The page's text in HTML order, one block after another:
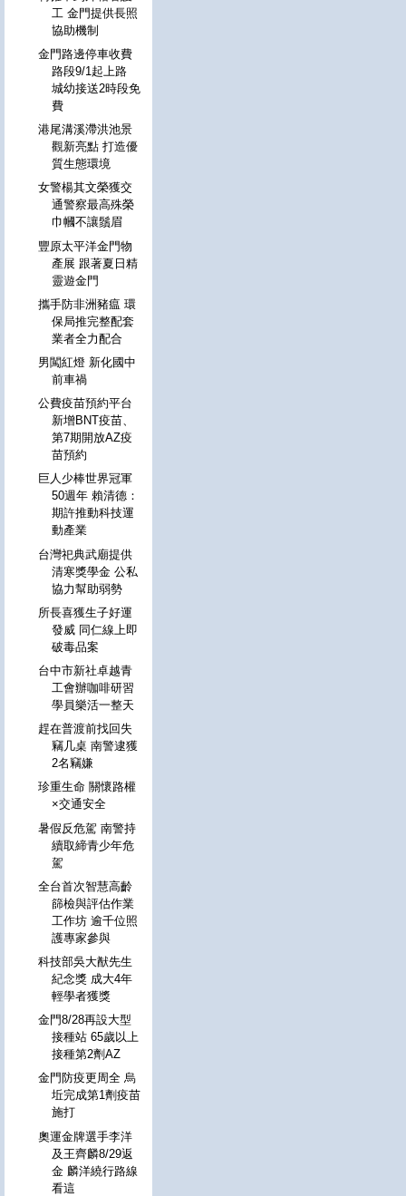
工 金門提供長照
協助機制
金門路邊停車收費
路段9/1起上路
城幼接送2時段免
費
港尾溝溪滯洪池景
觀新亮點 打造優
質生態環境
女警楊其文榮獲交
通警察最高殊榮
巾幗不讓鬚眉
豐原太平洋金門物
產展 跟著夏日精
靈遊金門
攜手防非洲豬瘟 環
保局推完整配套
業者全力配合
男闖紅燈 新化國中
前車禍
公費疫苗預約平台
新增BNT疫苗、
第7期開放AZ疫
苗預約
巨人少棒世界冠軍
50週年 賴清德：
期許推動科技運
動產業
台灣祀典武廟提供
清寒獎學金 公私
協力幫助弱勢
所長喜獲生子好運
發威 同仁線上即
破毒品案
台中市新社卓越青
工會辦咖啡研習
學員樂活一整天
趕在普渡前找回失
竊几桌 南警逮獲
2名竊嫌
珍重生命 關懷路權
×交通安全
暑假反危駕 南警持
續取締青少年危
駕
全台首次智慧高齡
篩檢與評估作業
工作坊 逾千位照
護專家參與
科技部吳大猷先生
紀念獎 成大4年
輕學者獲獎
金門8/28再設大型
接種站 65歲以上
接種第2劑AZ
金門防疫更周全 烏
坵完成第1劑疫苗
施打
奧運金牌選手李洋
及王齊麟8/29返
金 麟洋繞行路線
看這